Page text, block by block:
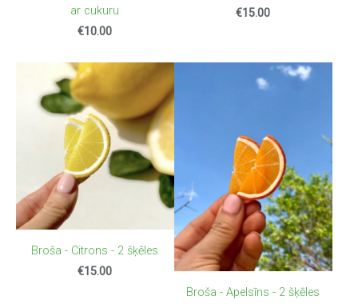
ar cukuru
€10.00
€15.00
Broša - Citrons - 2 šķēles
€15.00
Broša - Apelsīns - 2 šķēles